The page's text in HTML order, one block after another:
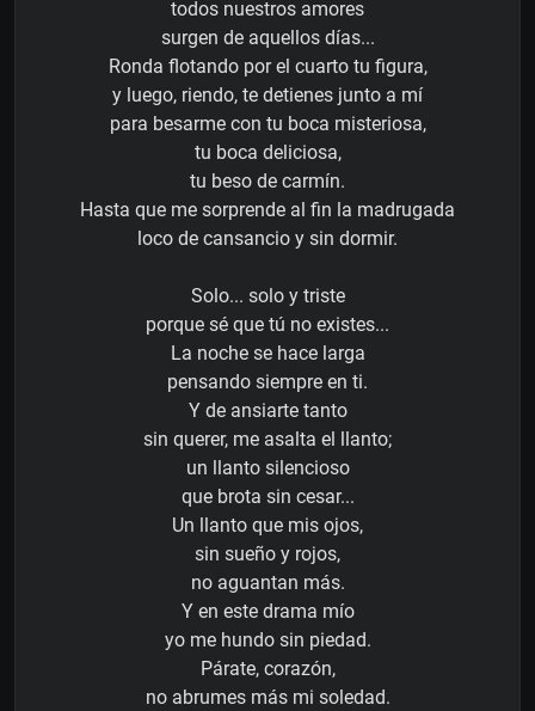
todos nuestros amores
surgen de aquellos días...
Ronda flotando por el cuarto tu figura,
y luego, riendo, te detienes junto a mí
para besarme con tu boca misteriosa,
tu boca deliciosa,
tu beso de carmín.
Hasta que me sorprende al fin la madrugada
loco de cansancio y sin dormir.
Solo... solo y triste
porque sé que tú no existes...
La noche se hace larga
pensando siempre en ti.
Y de ansiarte tanto
sin querer, me asalta el llanto;
un llanto silencioso
que brota sin cesar...
Un llanto que mis ojos,
sin sueño y rojos,
no aguantan más.
Y en este drama mío
yo me hundo sin piedad.
Párate, corazón,
no abrumes más mi soledad.